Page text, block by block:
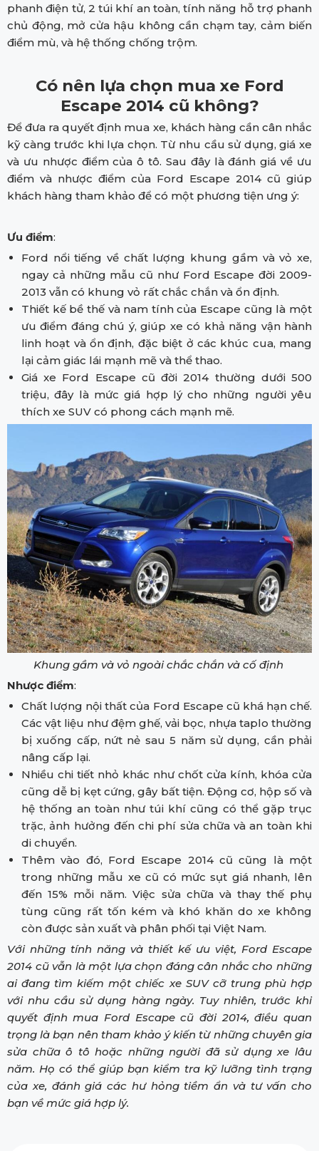
phanh điện tử, 2 túi khí an toàn, tính năng hỗ trợ phanh
chủ động, mở cửa hậu không cần chạm tay, cảm biến
điểm mù, và hệ thống chống trộm.
Có nên lựa chọn mua xe Ford
Escape 2014 cũ không?
Để đưa ra quyết định mua xe, khách hàng cần cân nhắc
kỹ càng trước khi lựa chọn. Từ nhu cầu sử dụng, giá xe
và ưu nhược điểm của ô tô. Sau đây là đánh giá về ưu
điểm và nhược điểm của Ford Escape 2014 cũ giúp
khách hàng tham khảo để có một phương tiện ưng ý:
Ưu điểm:
Ford nổi tiếng về chất lượng khung gầm và vỏ xe,
ngay cả những mẫu cũ như Ford Escape đời 2009-
2013 vẫn có khung vỏ rất chắc chắn và ổn định.
Thiết kế bề thế và nam tính của Escape cũng là một
ưu điểm đáng chú ý, giúp xe có khả năng vận hành
linh hoạt và ổn định, đặc biệt ở các khúc cua, mang
lại cảm giác lái mạnh mẽ và thể thao.
Giá xe Ford Escape cũ đời 2014 thường dưới 500
triệu, đây là mức giá hợp lý cho những người yêu
thích xe SUV có phong cách mạnh mẽ.
Khung gầm và vỏ ngoài chắc chắn và cố định
Nhược điểm:
Chất lượng nội thất của Ford Escape cũ khá hạn chế.
Các vật liệu như đệm ghế, vải bọc, nhựa taplo thường
bị xuống cấp, nứt nẻ sau 5 năm sử dụng, cần phải
nâng cấp lại.
Nhiều chi tiết nhỏ khác như chốt cửa kính, khóa cửa
cũng dễ bị kẹt cứng, gây bất tiện. Động cơ, hộp số và
hệ thống an toàn như túi khí cũng có thể gặp trục
trặc, ảnh hưởng đến chi phí sửa chữa và an toàn khi
di chuyển.
Thêm vào đó, Ford Escape 2014 cũ cũng là một
trong những mẫu xe cũ có mức sụt giá nhanh, lên
đến 15% mỗi năm. Việc sửa chữa và thay thế phụ
tùng cũng rất tốn kém và khó khăn do xe không
còn được sản xuất và phân phối tại Việt Nam.
Với những tính năng và thiết kế ưu việt, Ford Escape
2014 cũ vẫn là một lựa chọn đáng cân nhắc cho những
ai đang tìm kiếm một chiếc xe SUV cỡ trung phù hợp
với nhu cầu sử dụng hàng ngày. Tuy nhiên, trước khi
quyết định mua Ford Escape cũ đời 2014, điều quan
trọng là bạn nên tham khảo ý kiến từ những chuyên gia
sửa chữa ô tô hoặc những người đã sử dụng xe lâu
năm. Họ có thể giúp bạn kiểm tra kỹ lưỡng tình trạng
của xe, đánh giá các hư hỏng tiềm ẩn và tư vấn cho
bạn về mức giá hợp lý.